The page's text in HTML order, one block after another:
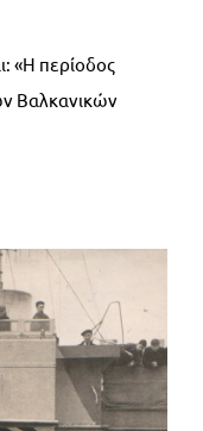
«Η περίοδος
Βαλκανικών